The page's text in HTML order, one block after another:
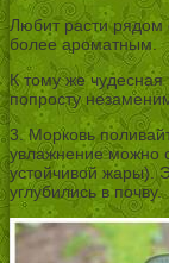
Любит расти рядом
более ароматным.
К тому же
попросту
3. Морковь
увлажнение можно
устойчивой жары).
углубились в почву.